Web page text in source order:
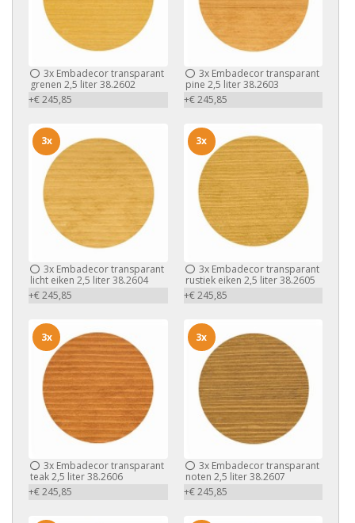
3x Embadecor transparant
grenen 2,5 liter 38.2602
+€ 245,85
3xEmbadecor transparant
pine 2,5 liter 38.2603
+€ 245,85
3x Embadecor transparant
licht eiken 2,5 liter 38.2604
+€ 245,85
3x
3xEmbadecor transparant
rustiek eiken 2,5 liter 38.2605
+€ 245,85
3x
3x Embadecor transparant
teak 2,5 liter 38.2606
+€ 245,85
3x
3xEmbadecor transparant
noten 2,5 liter 38.2607
+€ 245,85
3x